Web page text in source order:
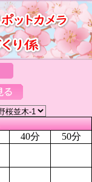
40分
50分